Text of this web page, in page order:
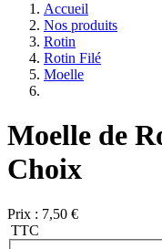
Accueil
Nos produits
Rotin
Rotin Filé
Moelle
Moelle de
Choix
Prix : 7,50 €
TTC